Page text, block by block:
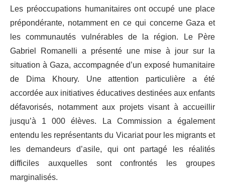
Les préoccupations humanitaires ont occupé une place
prépondérante, notamment en ce qui concerne Gaza et
les communautés vulnérables de la région. Le Père
Gabriel Romanelli a présenté une mise à jour sur la
situation à Gaza, accompagnée d’un exposé humanitaire
de Dima Khoury. Une attention particulière a été
accordée aux initiatives éducatives destinées aux enfants
défavorisés, notamment aux projets visant à accueillir
jusqu’à 1 000 élèves. La Commission a également
entendu les représentants du Vicariat pour les migrants et
les demandeurs d’asile, qui ont partagé les réalités
difficiles auxquelles sont confrontés les groupes
marginalisés.